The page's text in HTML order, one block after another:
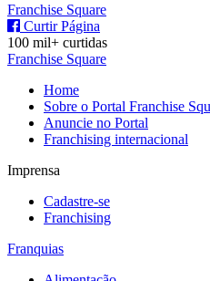
Franchise Square
Curtir Página
100 mil+ curtidas
Franchise Square
Home
Sobre o Portal Franchise
Anuncie no Portal
Franchising internacional
Imprensa
Cadastre-se
Franchising
Franquias